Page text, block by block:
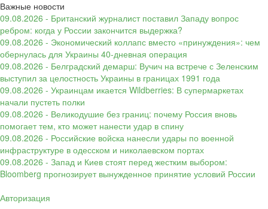
Важные новости
09.08.2026 - Британский журналист поставил Западу вопрос
ребром: когда у России закончится выдержка?
09.08.2026 - Экономический коллапс вместо «принуждения»: чем
обернулась для Украины 40-дневная операция
09.08.2026 - Белградский демарш: Вучич на встрече с Зеленским
выступил за целостность Украины в границах 1991 года
09.08.2026 - Украинцам икается Wildberries: В супермаркетах
начали пустеть полки
09.08.2026 - Великодушие без границ: почему Россия вновь
помогает тем, кто может нанести удар в спину
09.08.2026 - Российские войска нанесли удары по военной
инфраструктуре в одесском и николаевском портах
09.08.2026 - Запад и Киев стоят перед жестким выбором:
Bloomberg прогнозирует вынужденное принятие условий России
Авторизация